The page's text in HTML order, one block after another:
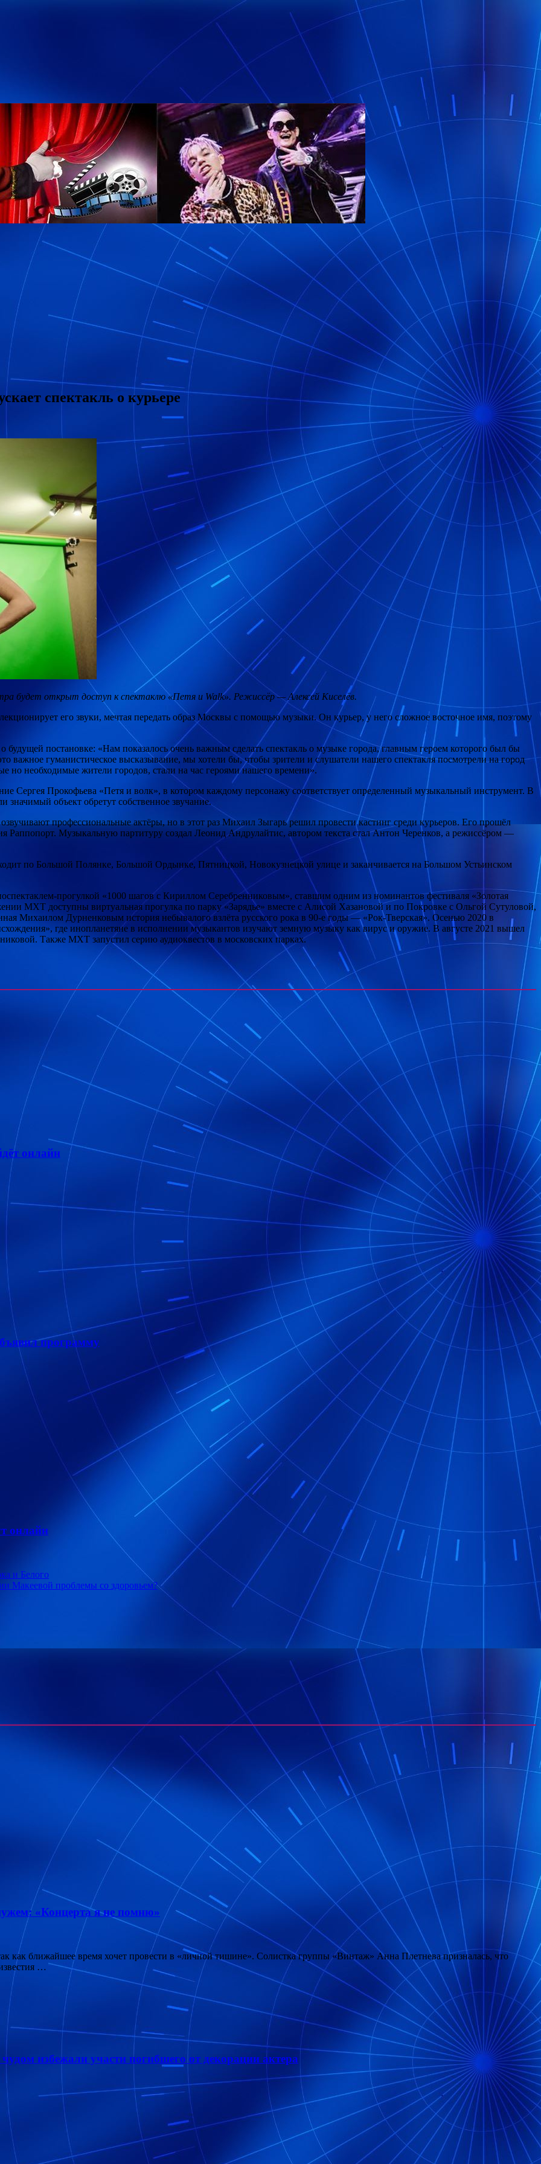
спектакль о курьере
будет открыт доступ к спектаклю «Петя и Walk». Режиссёр — Алексей Киселёв.
его звуки, мечтая передать образ Москвы с помощью музыки. Он курьер, у него сложное восточное имя, поэтому
постановке: «Нам показалось очень важным сделать спектакль о музыке города, главным героем которого был бы
важное гуманистическое высказывание, мы хотели бы, чтобы зрители и слушатели нашего спектакля посмотрели на город
но необходимые жители городов, стали на час героями нашего времени».
Сергея Прокофьева «Петя и волк», в котором каждому персонажу соответствует определенный музыкальный инструмент. В
значимый объект обретут собственное звучание.
профессиональные актёры, но в этот раз Михаил Зыгарь решил провести кастинг среди курьеров. Его прошёл
Раппопорт. Музыкальную партитуру создал Леонид Андрулайтис, автором текста стал Антон Черенков, а режиссёром —
по Большой Полянке, Большой Ордынке, Пятницкой, Новокузнецкой улице и заканчивается на Большом Устьинском
прогулкой «1000 шагов с Кириллом Серебренниковым», ставшим одним из номинантов фестиваля «Золотая
МХТ доступны виртуальная прогулка по парку «Зарядье» вместе с Алисой Хазановой и по Покровке с Ольгой Сутуловой,
Михаилом Дурненковым история небывалого взлёта русского рока в 90-е годы — «Рок-Тверская». Осенью 2020 в
где инопланетяне в исполнении музыкантов изучают земную музыку как вирус и оружие. В августе 2021 вышел
Также МХТ запустил серию аудиоквестов в московских парках.
онлайн
программу
онлайн
и Белого
Макеевой проблемы со здоровьем?
«Концерта я не помню»
как ближайшее время хочет провести в «личной тишине». Солистка группы «Винтаж» Анна Плетнева призналась, что
…
избежали участи погибшего от декорации актера